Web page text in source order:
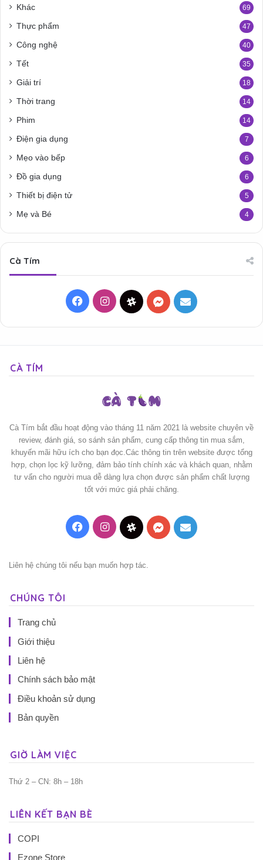
Khác 69
Thực phẩm 47
Công nghệ 40
Tết 35
Giải trí 18
Thời trang 14
Phim 14
Điện gia dụng 7
Mẹo vào bếp 6
Đồ gia dụng 6
Thiết bị điện tử 5
Mẹ và Bé 4
Cà Tím
FacebookInstagramThreadsMessenger
Mail
CÀ TÍM
Cà Tím bắt đầu hoạt động vào tháng 11 năm 2021 là website chuyên về
review, đánh giá, so sánh sản phẩm, cung cấp thông tin mua sắm,
khuyến mãi hữu ích cho bạn đọc.Các thông tin trên website được tổng
hợp, chọn lọc kỹ lưỡng, đảm bảo tính chính xác và khách quan, nhằm
tư vấn cho người mua dễ dàng lựa chọn được sản phẩm chất lượng
tốt với mức giá phải chăng.
FacebookInstagramThreadsMessenger
Mail
Liên hệ chúng tôi nếu bạn muốn hợp tác.
CHÚNG TÔI
Trang chủ
Giới thiệu
Liên hệ
Chính sách bảo mật
Điều khoản sử dụng
Bản quyền
GIỜ LÀM VIỆC
Thứ 2 – CN: 8h – 18h
LIÊN KẾT BẠN BÈ
COPI
Ezone Store